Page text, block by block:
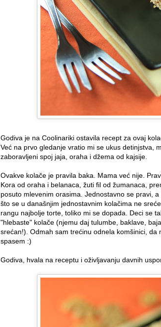
Godiva je na Coolinariki ostavila recept za ovaj
Već na prvo gledanje vratio mi se ukus detinjstva,
zaboravljeni spoj jaja, oraha i džema od kajsije.
Ovakve kolače je pravila baka. Mama već nije.
Kora od oraha i belanaca, žuti fil od žumanaca,
posuto mlevenim orasima. Jednostavno se pravi,
što se u današnjim jednostavnim kolačima ne
rangu najbolje torte, toliko mi se dopada. Deci se
"hlebaste" kolače (njemu daj tulumbe, baklave,
srećan!). Odmah sam trećinu odnela komšinici, da
spasem :)
Godiva, hvala na receptu i oživljavanju davnih